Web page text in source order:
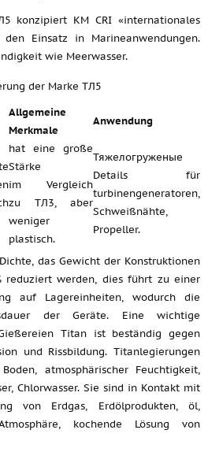
konzipiert KM CRI «internationales
Einsatz in Marineanwendungen.
wie Meerwasser.
der Marke ТЛ5
Allgemeine
Merkmale
Anwendung
hat eine große
Stärke
im Vergleich
zu ТЛ3, aber
weniger
plastisch.
Тяжелогруженые
Details für
turbinengeneratoren,
Schweißnähte,
Propeller.
das Gewicht der Konstruktionen
reduziert werden, dies führt zu einer
auf Lagereinheiten, wodurch die
der Geräte. Eine wichtige
Titan ist beständig gegen
und Rissbildung. Titanlegierungen
atmosphärischer Feuchtigkeit,
Chlorwasser. Sie sind in Kontakt mit
von Erdgas, Erdölprodukten, öl,
kochende Lösung von